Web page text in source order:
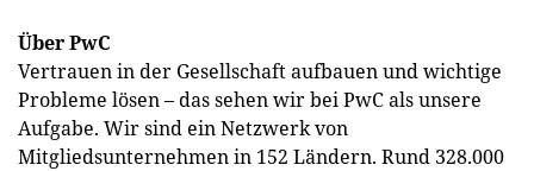
Über PwC
Vertrauen in der Gesellschaft aufbauen und wichtige
Probleme lösen – das sehen wir bei PwC als unsere
Aufgabe. Wir sind ein Netzwerk von
Mitgliedsunternehmen in 152 Ländern. Rund 328.000